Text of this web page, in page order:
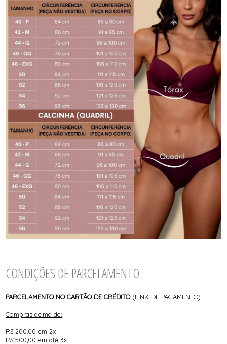
CONDIÇÕES DE PARCELAMENTO
PARCELAMENTO NO CARTÃO DE CRÉDITO(LINK DE PAGAMENTO)
Compras acima de:
R$ 200,00 em 2x
R$ 500,00 em até 3x